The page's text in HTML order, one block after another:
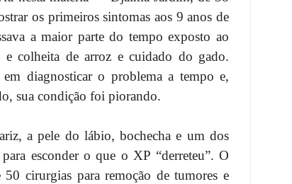
os primeiros sintomas aos 9 anos de
a maior parte do tempo exposto ao
colheita de arroz e cuidado do gado.
diagnosticar o problema a tempo e,
sua condição foi piorando.
a pele do lábio, bochecha e um dos
esconder o que o XP “derreteu”. O
cirurgias para remoção de tumores e